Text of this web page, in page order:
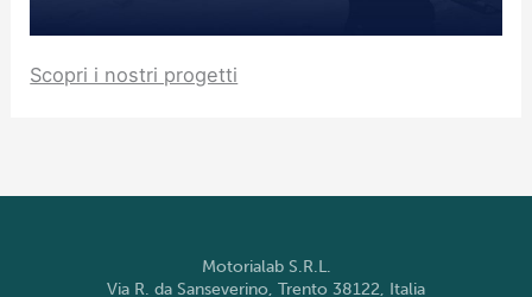
Scopri i nostri progetti
Motorialab S.R.L.
Via R. da Sanseverino, Trento 38122, Italia